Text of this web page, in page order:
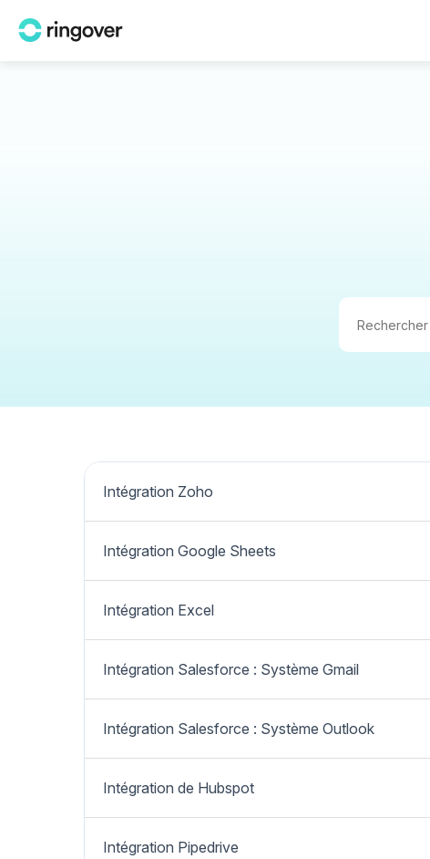
Intégration Zoho
Intégration Google Sheets
Intégration Excel
Intégration Salesforce : Système Gmail
Intégration Salesforce : Système Outlook
Intégration de Hubspot
Intégration Pipedrive